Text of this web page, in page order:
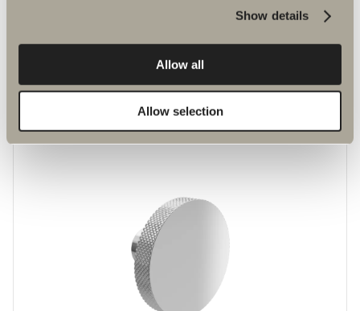
Show details
Allow all
Allow selection
Handtag M1
En nytolkning av klassikern S2.